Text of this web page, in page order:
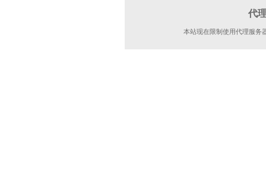
代
本站现在限制使用代理服务